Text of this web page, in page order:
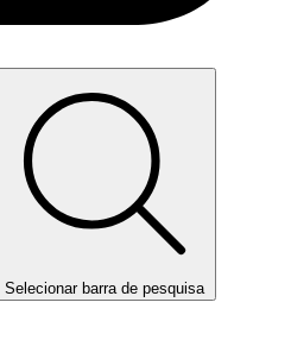
Selecionar barra de pesquisa